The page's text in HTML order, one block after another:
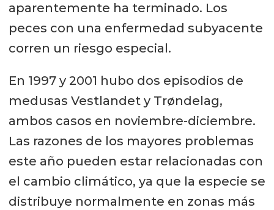
aparentemente ha terminado. Los
peces con una enfermedad subyacente
corren un riesgo especial.
En 1997 y 2001 hubo dos episodios de
medusas Vestlandet y Trøndelag,
ambos casos en noviembre-diciembre.
Las razones de los mayores problemas
este año pueden estar relacionadas con
el cambio climático, ya que la especie se
distribuye normalmente en zonas más